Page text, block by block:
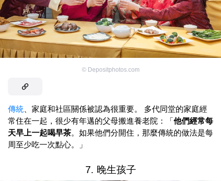
© Depositphotos.com
傳統 、家庭和社區關係被認為很重要。 多代同堂的家庭經
常住在一起，很少有年邁的父母搬進養老院：「 他們經常每
天早上一起喝早茶。如果他們分開住，那麼傳統的做法是每
周至少吃一次點心。」
7. 晚生孩子